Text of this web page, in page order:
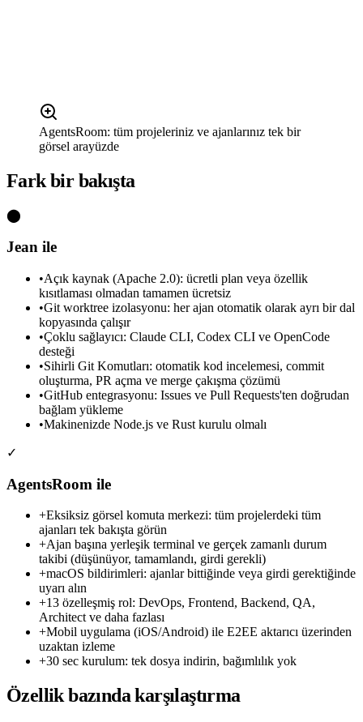
AgentsRoom: tüm projeleriniz ve ajanlarınız tek bir
görsel arayüzde
Fark bir bakışta
⬤
Jean ile
•Açık kaynak (Apache 2.0): ücretli plan veya özellik
kısıtlaması olmadan tamamen ücretsiz
•Git worktree izolasyonu: her ajan otomatik olarak ayrı bir dal
kopyasında çalışır
•Çoklu sağlayıcı: Claude CLI, Codex CLI ve OpenCode
desteği
•Sihirli Git Komutları: otomatik kod incelemesi, commit
oluşturma, PR açma ve merge çakışma çözümü
•GitHub entegrasyonu: Issues ve Pull Requests'ten doğrudan
bağlam yükleme
•Makinenizde Node.js ve Rust kurulu olmalı
✓
AgentsRoom ile
+Eksiksiz görsel komuta merkezi: tüm projelerdeki tüm
ajanları tek bakışta görün
+Ajan başına yerleşik terminal ve gerçek zamanlı durum
takibi (düşünüyor, tamamlandı, girdi gerekli)
+macOS bildirimleri: ajanlar bittiğinde veya girdi gerektiğinde
uyarı alın
+13 özelleşmiş rol: DevOps, Frontend, Backend, QA,
Architect ve daha fazlası
+Mobil uygulama (iOS/Android) ile E2EE aktarıcı üzerinden
uzaktan izleme
+30 sec kurulum: tek dosya indirin, bağımlılık yok
Özellik bazında karşılaştırma